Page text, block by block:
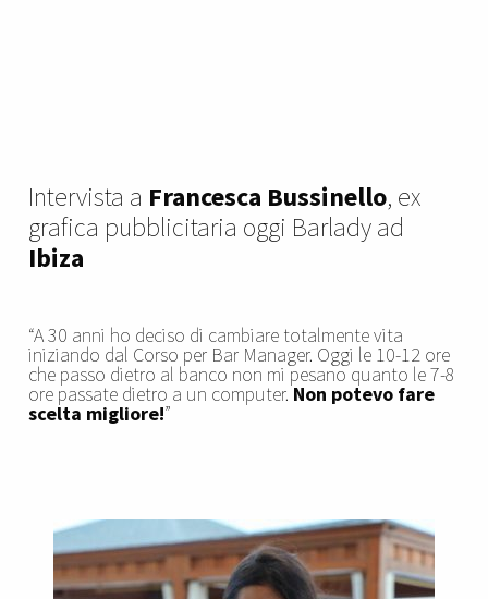
Intervista a Francesca Bussinello, ex
grafica pubblicitaria oggi Barlady ad
Ibiza
“A 30 anni ho deciso di cambiare totalmente vita
iniziando dal Corso per Bar Manager. Oggi le 10-12 ore
che passo dietro al banco non mi pesano quanto le 7-8
ore passate dietro a un computer.Non potevo fare
scelta migliore!”